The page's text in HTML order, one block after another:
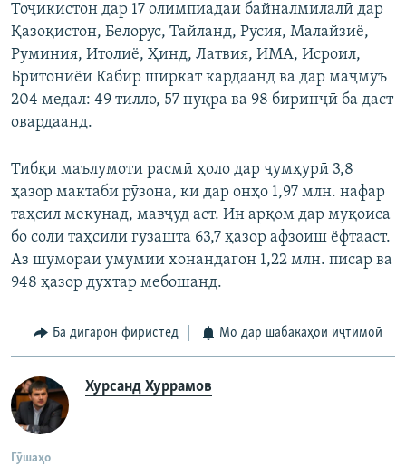
Тоҷикистон дар 17 олимпиадаи байналмилалӣ дар
Қазоқистон, Белорус, Тайланд, Русия, Малайзиё,
Руминия, Итолиё, Ҳинд, Латвия, ИМА, Исроил,
Бритониёи Кабир ширкат кардаанд ва дар маҷмуъ
204 медал: 49 тилло, 57 нуқра ва 98 биринҷӣ ба даст
овардаанд.
Тибқи маълумоти расмӣ ҳоло дар ҷумҳурӣ 3,8
ҳазор мактаби рӯзона, ки дар онҳо 1,97 млн. нафар
таҳсил мекунад, мавҷуд аст. Ин арқом дар муқоиса
бо соли таҳсили гузашта 63,7 ҳазор афзоиш ёфтааст.
Аз шумораи умумии хонандагон 1,22 млн. писар ва
948 ҳазор духтар мебошанд.
Ба дигарон фиристед Мо дар шабакаҳои иҷтимоӣ
Хурсанд Хуррамов
Гӯшаҳо